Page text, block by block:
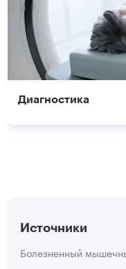
Диагностика
Источники